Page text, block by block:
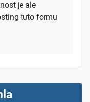
je ale
tuto formu